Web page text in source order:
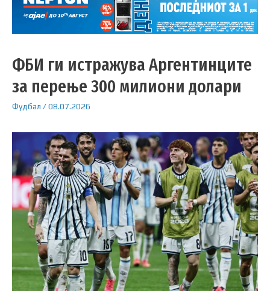
ФБИ ги истражува Аргентинците
за перење 300 милиони долари
Фудбал /08.07.2026